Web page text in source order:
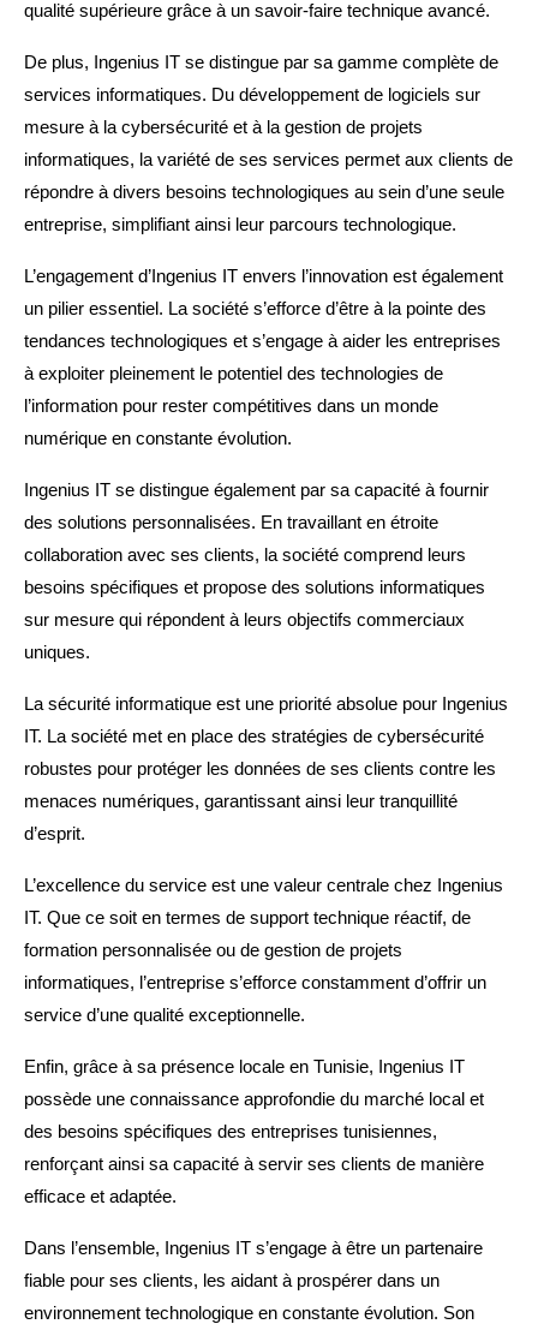
qualité supérieure grâce à un savoir-faire technique avancé.
De plus, Ingenius IT se distingue par sa gamme complète de
services informatiques. Du développement de logiciels sur
mesure à la cybersécurité et à la gestion de projets
informatiques, la variété de ses services permet aux clients de
répondre à divers besoins technologiques au sein d’une seule
entreprise, simplifiant ainsi leur parcours technologique.
L’engagement d’Ingenius IT envers l’innovation est également
un pilier essentiel. La société s’efforce d’être à la pointe des
tendances technologiques et s’engage à aider les entreprises
à exploiter pleinement le potentiel des technologies de
l’information pour rester compétitives dans un monde
numérique en constante évolution.
Ingenius IT se distingue également par sa capacité à fournir
des solutions personnalisées. En travaillant en étroite
collaboration avec ses clients, la société comprend leurs
besoins spécifiques et propose des solutions informatiques
sur mesure qui répondent à leurs objectifs commerciaux
uniques.
La sécurité informatique est une priorité absolue pour Ingenius
IT. La société met en place des stratégies de cybersécurité
robustes pour protéger les données de ses clients contre les
menaces numériques, garantissant ainsi leur tranquillité
d’esprit.
L’excellence du service est une valeur centrale chez Ingenius
IT. Que ce soit en termes de support technique réactif, de
formation personnalisée ou de gestion de projets
informatiques, l’entreprise s’efforce constamment d’offrir un
service d’une qualité exceptionnelle.
Enfin, grâce à sa présence locale en Tunisie, Ingenius IT
possède une connaissance approfondie du marché local et
des besoins spécifiques des entreprises tunisiennes,
renforçant ainsi sa capacité à servir ses clients de manière
efficace et adaptée.
Dans l’ensemble, Ingenius IT s’engage à être un partenaire
fiable pour ses clients, les aidant à prospérer dans un
environnement technologique en constante évolution. Son